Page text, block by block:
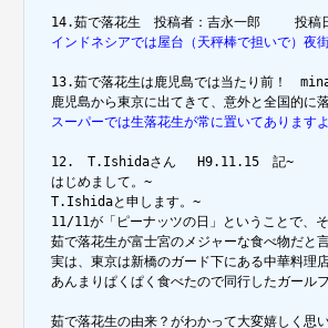
インドネシアでは屋台（天秤棒で担いで）夜
13.茹で落花生は鹿児島では当たり前！　
スーパーでは生落花生が常に置いてあります
  12.　T.Ishidaさん 　H9.11.15　記~
  はじめまして。~
  T.Ishidaと申します。~
11/11が「ピーナッツの日」ということで、
茹で落花生が富士宮のメジャーな食べ物だと
実は、東京は新橋のガード下にある中華料理
あんまりぱくぱく食べたので同行したガール
茹で落花生の由来？がわかって大変嬉しく思